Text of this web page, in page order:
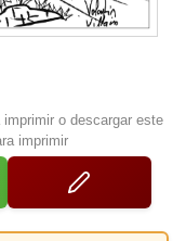
o descargar este
imprimir